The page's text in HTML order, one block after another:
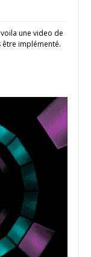
une video de
être implémenté.